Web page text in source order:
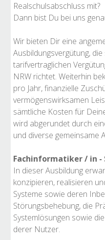
Realschulsabschluss mit?
Dann bist Du bei uns
Wir bieten Dir eine
Ausbildungsvergütung,
tarifvertraglichen
NRW richtet. Weiterhin
pro Jahr, finanzielle
vermögenswirksamen
sämtliche Kosten für
wird abgerundet durch
und diverse gemeinsame
Fachinformatiker / in
In dieser Ausbildung
konzipieren, realisieren
Systeme sowie deren
Störungsbehebung, die
Systemlösungen sowie
derer Nutzer.